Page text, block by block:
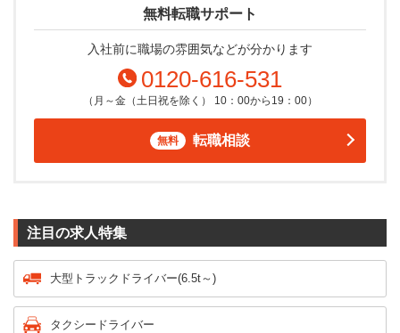
無料転職サポート
入社前に職場の雰囲気などが分かります
0120-616-531
（月～金（土日祝を除く） 10：00から19：00）
無料 転職相談
注目の求人特集
大型トラックドライバー(6.5t～)
タクシードライバー